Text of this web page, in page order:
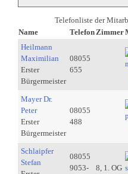
Telefonliste der
Name
Telefon Zimmer
Heilmann
Maximilian
Erster
Bürgermeister
08055
655
Mayer Dr.
Peter
Erster
Bürgermeister
08055
488
Schlaipfer
Stefan
08055
9053-
8, 1. OG